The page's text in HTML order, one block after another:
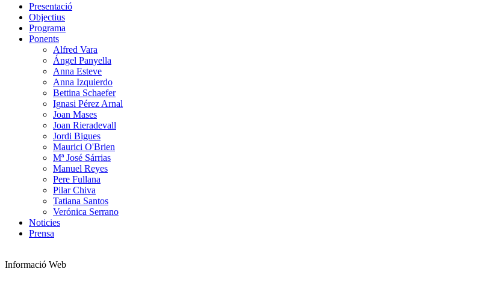
Presentació
Objectius
Programa
Ponents
Alfred Vara
Ángel Panyella
Anna Esteve
Anna Izquierdo
Bettina Schaefer
Ignasi Pérez Arnal
Joan Mases
Joan Rieradevall
Jordi Bigues
Maurici O'Brien
Mª José Sárrias
Manuel Reyes
Pere Fullana
Pilar Chiva
Tatiana Santos
Verónica Serrano
Noticies
Prensa
Informació Web